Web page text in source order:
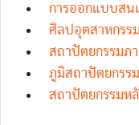
การออกแบบสน
ศิลปอุตสาหกรรม
สถาปัตยกรรมภา
ภูมิสถาปัตยกรรม
สถาปัตยกรรมห